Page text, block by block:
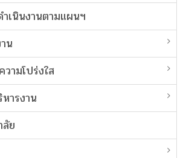
เนินงานตามแผนฯ
น
วามโปร่งใส
ารงาน
ย